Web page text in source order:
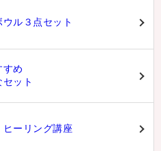
ル３点セット
すめ
ット
ーリング講座